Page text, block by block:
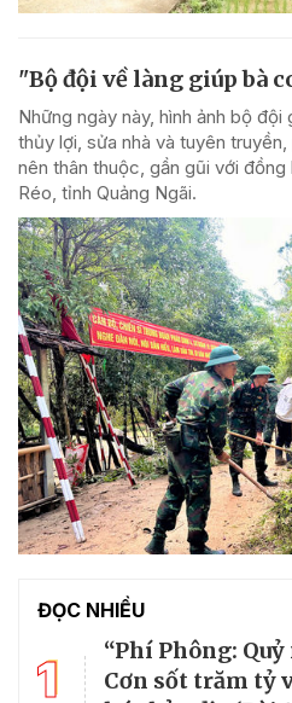
"Bộ đội về làng giúp bà
Những ngày này, hình ảnh bộ
thủy lợi, sửa nhà và tuyên
nên thân thuộc, gần gũi với
Réo, tỉnh Quảng Ngãi.
ĐỌC NHIỀU
1
“Phí Phông:
Cơn sốt trăm tỷ